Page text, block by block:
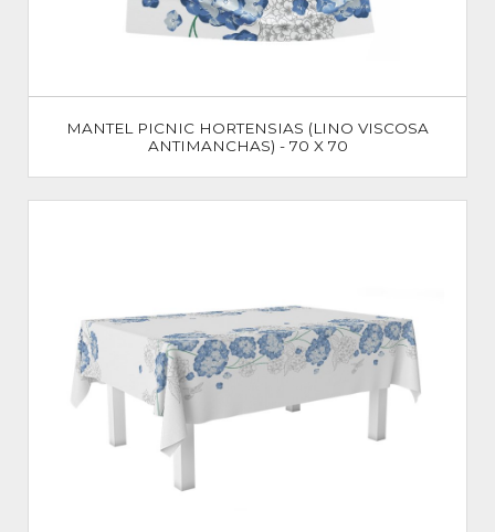
MANTEL PICNIC HORTENSIAS (LINO VISCOSA
ANTIMANCHAS) - 70 X 70